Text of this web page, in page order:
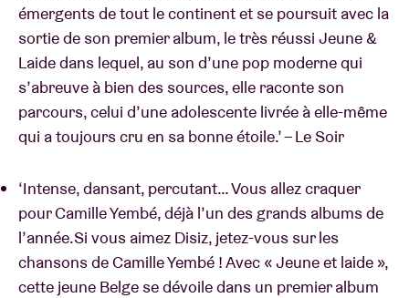
émergents de tout le continent et se poursuit avec la
sortie de son premier album, le très réussi Jeune &
Laide dans lequel, au son d’une pop moderne qui
s’abreuve à bien des sources, elle raconte son
parcours, celui d’une adolescente livrée à elle-même
qui a toujours cru en sa bonne étoile.’ – Le Soir
‘Intense, dansant, percutant… Vous allez craquer
pour Camille Yembé, déjà l’un des grands albums de
l’année.Si vous aimez Disiz, jetez-vous sur les
chansons de Camille Yembé ! Avec « Jeune et laide »,
cette jeune Belge se dévoile dans un premier album